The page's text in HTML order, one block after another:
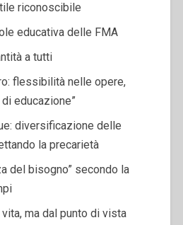
riconoscibile
educativa delle FMA
a tutti
flessibilità nelle opere,
educazione”
diversificazione delle
la precarietà
del bisogno” secondo la
ma dal punto di vista